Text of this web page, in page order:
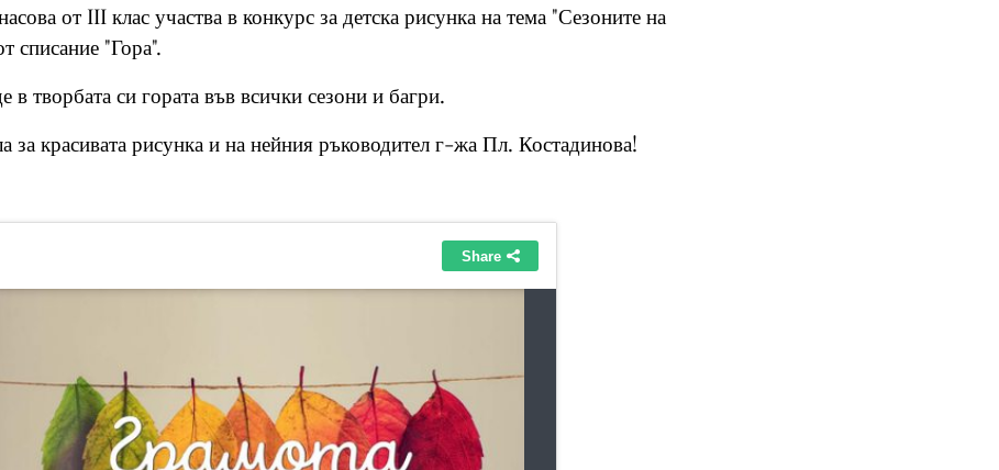
от III клас участва в конкурс за детска рисунка на тема "Сезоните на
списание "Гора".
в творбата си гората във всички сезони и багри.
за красивата рисунка и на нейния ръководител г-жа Пл. Костадинова!